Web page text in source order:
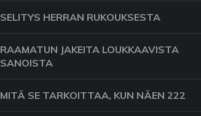
SELITYS HERRAN RUKOUKSESTA
RAAMATUN JAKEITA LOUKKAAVISTA
SANOISTA
MITÄ SE TARKOITTAA, KUN NÄEN 222